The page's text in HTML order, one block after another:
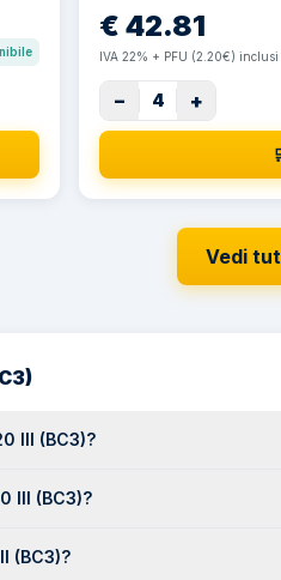
€42.81
IVA 22% + PFU (2.20€) inclusi
− 4 +
Vedi
III (BC3)?
III (BC3)?
(BC3)?